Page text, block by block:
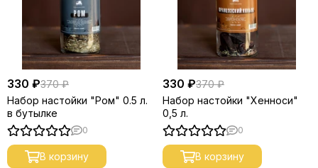
330 ₽370 ₽
Набор настойки "Ром" 0.5 л.
в бутылке
0
В корзину
330 ₽370 ₽
Набор настойки "Хенноси"
0,5 л.
0
В корзину